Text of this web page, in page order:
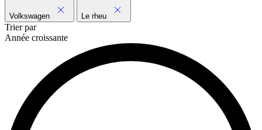
Volkswagen Le rheu
Trier par
Année croissante